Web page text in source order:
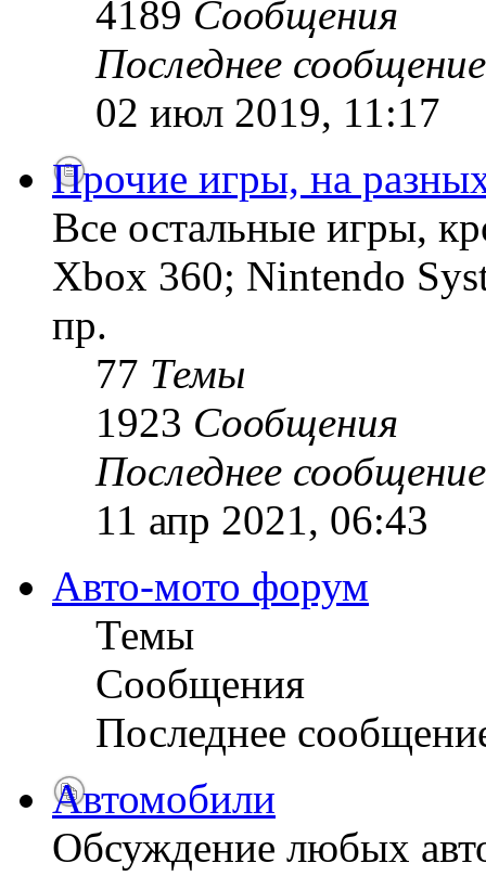
4189 Сообщения
Последнее сообщение
02 июл 2019, 11:17
Прочие игры, на
Все остальные игры,
Xbox 360; Nintendo
пр.
77 Темы
1923 Сообщения
Последнее сообщение
11 апр 2021, 06:43
Авто-мото форум
Темы
Сообщения
Последнее
Автомобили
Обсуждение любых